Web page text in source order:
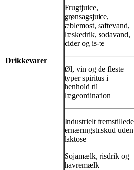
Drikkevarer
Frugtjuice,
grønsagsjuice,
æblemost, saftevand,
læskedrik, sodavand,
cider og is-te
Øl, vin og de fleste
typer spiritus i
henhold til
lægeordination
Industrielt fremstillede
ernæringstilskud uden
laktose
Sojamælk, risdrik og
havremælk